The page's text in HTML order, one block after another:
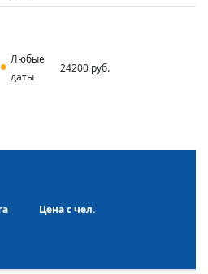
Любые
даты
24200 руб.
Цена с чел.